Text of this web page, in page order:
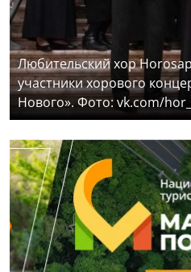
Любительский хор
участники хорового
Нового». Фото: vk.com/